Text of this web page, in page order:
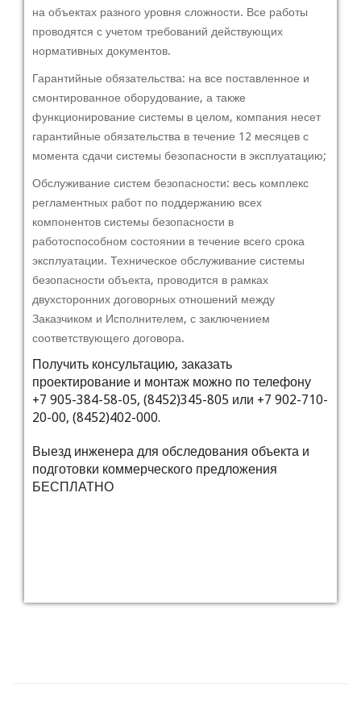
на объектах разного уровня сложности. Все работы
проводятся с учетом требований действующих
нормативных документов.
Гарантийные обязательства: на все поставленное и
смонтированное оборудование, а также
функционирование системы в целом, компания несет
гарантийные обязательства в течение 12 месяцев с
момента сдачи системы безопасности в эксплуатацию;
Обслуживание систем безопасности: весь комплекс
регламентных работ по поддержанию всех
компонентов системы безопасности в
работоспособном состоянии в течение всего срока
эксплуатации. Техническое обслуживание системы
безопасности объекта, проводится в рамках
двухсторонних договорных отношений между
Заказчиком и Исполнителем, с заключением
соответствующего договора.
Получить консультацию, заказать
проектирование и монтаж можно по телефону
+7 905-384-58-05, (8452)345-805 или +7 902-710-
20-00, (8452)402-000.
Выезд инженера для обследования объекта и
подготовки коммерческого предложения
БЕСПЛАТНО